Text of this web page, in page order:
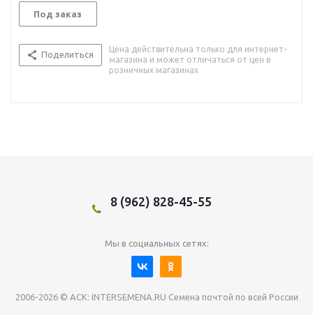
Под заказ
Поделиться
Цена действительна только для интернет-
магазина и может отличаться от цен в
розничных магазинах
8 (962) 828-45-55
Мы в социальных сетях:
2006-2026 © АСК: INTERSEMENA.RU Семена почтой по всей России